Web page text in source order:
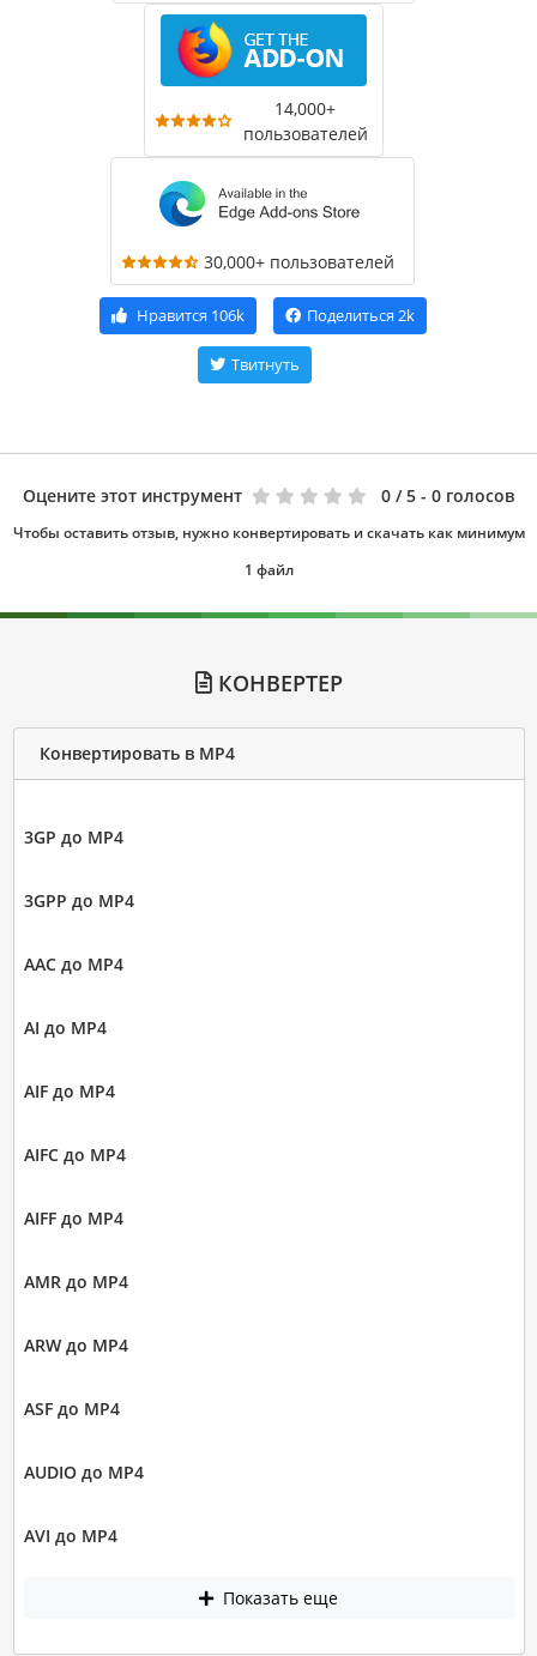
14,000+
пользователей
30,000+ пользователей
Нравится 106k Поделиться 2k
Твитнуть
Оцените этот инструмент 0 / 5 - 0 голосов
Чтобы оставить отзыв, нужно конвертировать и скачать как минимум
1 файл
КОНВЕРТЕР
Конвертировать в MP4
3GP до MP4
3GPP до MP4
AAC до MP4
AI до MP4
AIF до MP4
AIFC до MP4
AIFF до MP4
AMR до MP4
ARW до MP4
ASF до MP4
AUDIO до MP4
AVI до MP4
Показать еще